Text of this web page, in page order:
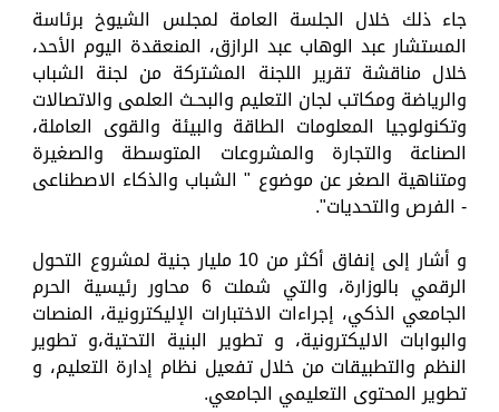
جاء ذلك خلال الجلسة العامة لمجلس الشيوخ برئاسة
المستشار عبد الوهاب عبد الرازق، المنعقدة اليوم الأحد،
خلال مناقشة تقرير اللجنة المشتركة من لجنة الشباب
والرياضة ومكاتب لجان التعليم والبحـث العلمى والاتصالات
وتكنولوجيا المعلومات الطاقة والبيئة والقوى العاملة،
الصناعة والتجارة والمشروعات المتوسطة والصغيرة
ومتناهية الصغر عن موضوع " الشباب والذكاء الاصطناعى
- الفرص والتحديات".
و أشار إلى إنفاق أكثر من 10 مليار جنية لمشروع التحول
الرقمي بالوزارة، والتي شملت 6 محاور رئيسية الحرم
الجامعي الذكي، إجراءات الاختبارات الإليكترونية، المنصات
والبوابات الاليكترونية، و تطوير البنية التحتية،و تطوير
النظم والتطبيقات من خلال تفعيل نظام إدارة التعليم، و
تطوير المحتوى التعليمي الجامعي.